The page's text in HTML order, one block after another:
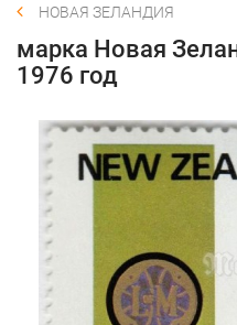
НОВАЯ ЗЕЛАНДИЯ
марка Новая
1976 год